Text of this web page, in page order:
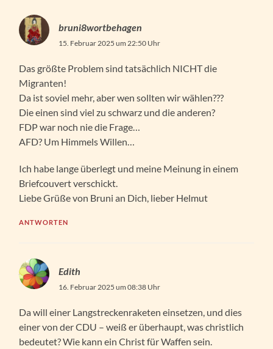
bruni8wortbehagen
15. Februar 2025 um 22:50 Uhr
Das größte Problem sind tatsächlich NICHT die
Migranten!
Da ist soviel mehr, aber wen sollten wir wählen???
Die einen sind viel zu schwarz und die anderen?
FDP war noch nie die Frage…
AFD? Um Himmels Willen…
Ich habe lange überlegt und meine Meinung in einem
Briefcouvert verschickt.
Liebe Grüße von Bruni an Dich, lieber Helmut
ANTWORTEN
Edith
16. Februar 2025 um 08:38 Uhr
Da will einer Langstreckenraketen einsetzen, und dies
einer von der CDU – weiß er überhaupt, was christlich
bedeutet? Wie kann ein Christ für Waffen sein.